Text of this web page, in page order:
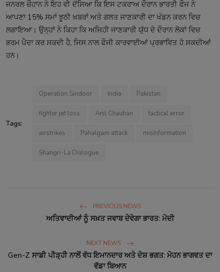
ਜਨਰਲ ਚੌਹਾਨ ਨੇ ਇਹ ਵੀ ਦੱਸਿਆ ਕਿ ਇਸ ਟਕਰਾਅ ਦੌਰਾਨ ਭਾਰਤੀ ਫੌਜ ਨੇ
ਆਪਣਾ 15% ਸਮਾਂ ਝੂਠੀ ਖ਼ਬਰਾਂ ਅਤੇ ਗਲਤ ਜਾਣਕਾਰੀ ਦਾ ਖੰਡਨ ਕਰਨ ਵਿਚ
ਲਗਾਇਆ। ਉਨ੍ਹਾਂ ਨੇ ਕਿਹਾ ਕਿ ਅਜਿਹੀ ਜਾਣਕਾਰੀ ਯੁੱਧ ਦੇ ਦੌਰਾਨ ਲੋਕਾਂ ਵਿਚ
ਭਰਮ ਪੈਦਾ ਕਰ ਸਕਦੀ ਹੈ, ਜਿਸ ਨਾਲ ਫੌਜੀ ਕਾਰਵਾਈਆਂ ਪ੍ਰਭਾਵਿਤ ਹੋ ਸਕਦੀਆਂ
ਹਨ।
Tags:
Operation Sindoor India Pakistan
fighter jet loss Anil Chauhan tactical error
airstrikes Pahalgam attack misinformation
Shangri-La Dialogue
PREVIOUS NEWS
ਅਤਿਵਾਦੀਆਂ ਨੂੰ ਸਖ਼ਤ ਜਵਾਬ ਦੇਵੇਗਾ ਭਾਰਤ: ਮੋਦੀ
NEXT NEWS
Gen-Z ਸਾਡੀ ਪੀੜ੍ਹੀ ਨਾਲੋਂ ਵੱਧ ਇਮਾਨਦਾਰ ਅਤੇ ਦੇਸ਼ ਭਗਤ: ਮੋਹਨ ਭਾਗਵਤ ਦਾ
ਵੱਡਾ ਬਿਆਨ